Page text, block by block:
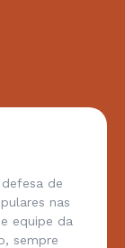
de
nas
equipe da
sempre